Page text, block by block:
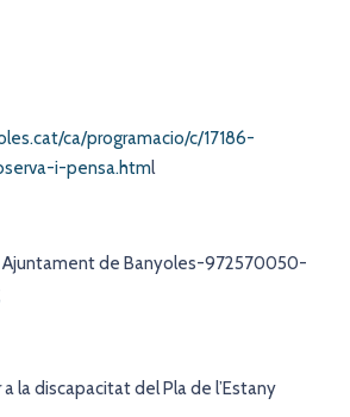
ca/programacio/c/17186-
i-pensa.html
Ajuntament de Banyoles-972570050-
la discapacitat del Pla de l’Estany